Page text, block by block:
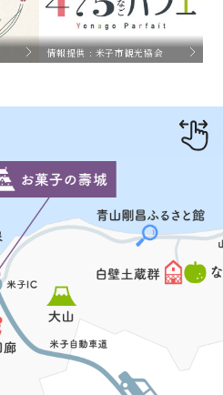
情報提供 : 米子市観光協会